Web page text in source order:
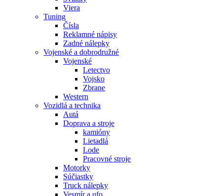
Viera
Tuning
Čísla
Reklamné nápisy
Zadné nálepky
Vojenské a dobrodružné
Vojenské
Letectvo
Vojsko
Zbrane
Western
Vozidlá a technika
Autá
Doprava a stroje
kamióny
Lietadlá
Lode
Pracovné stroje
Motorky
Súčiastky
Truck nálepky
Vesmír a ufo